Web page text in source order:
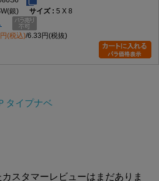
銀)
5 X 8
(税込) 6.33円(税抜)
タイプナベ
スタマーレビューはまだありま